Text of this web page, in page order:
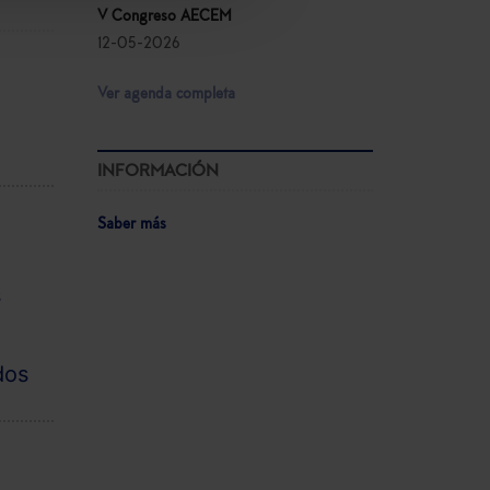
V Congreso AECEM
12-05-2026
Ver agenda completa
INFORMACIÓN
Saber más